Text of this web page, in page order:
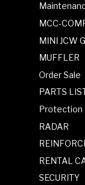
MCC-
MINI JCW
MUFFLER
Order Sale
PARTS
Protection
RADAR
RENTAL
SECURITY